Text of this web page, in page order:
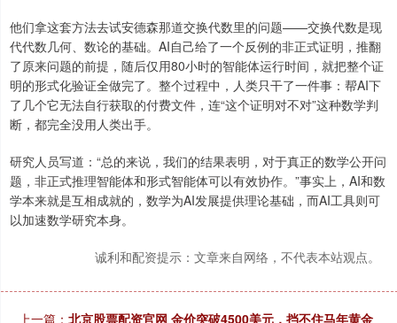
他们拿这套方法去试安德森那道交换代数里的问题——交换代数是现
代代数几何、数论的基础。AI自己给了一个反例的非正式证明，推翻
了原来问题的前提，随后仅用80小时的智能体运行时间，就把整个证
明的形式化验证全做完了。整个过程中，人类只干了一件事：帮AI下
了几个它无法自行获取的付费文件，连“这个证明对不对”这种数学判
断，都完全没用人类出手。
研究人员写道：“总的来说，我们的结果表明，对于真正的数学公开问
题，非正式推理智能体和形式智能体可以有效协作。”事实上，AI和数
学本来就是互相成就的，数学为AI发展提供理论基础，而AI工具则可
以加速数学研究本身。
诚利和配资提示：文章来自网络，不代表本站观点。
上一篇： 北京股票配资官网 金价突破4500美元，挡不住马年黄金